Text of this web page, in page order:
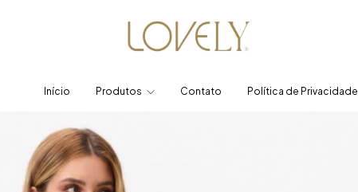
Início Produtos Contato Política de Privacidade